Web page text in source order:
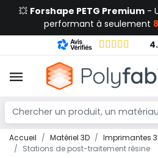
💥 Forshape PETG Premium -
performant à seulement
Accueil Matériel 3D
Imprimantes
Stations de post-traitement résine